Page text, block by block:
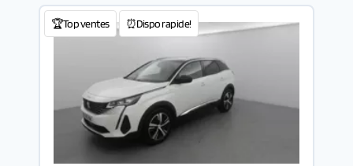
🏆Top ventes ⏰Dispo rapide!